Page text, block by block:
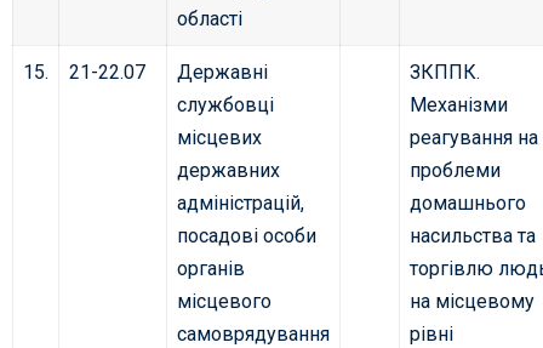
області
15. 21-22.07
Державні
службовці
місцевих
державних
адміністрацій,
посадові особи
органів
місцевого
самоврядування
ЗКППК.
Механізми
реагування на
проблеми
домашнього
насильства та
торгівлю
на місцевому
рівні